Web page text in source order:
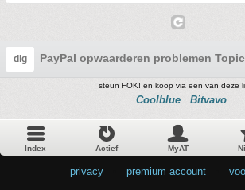
dig PayPal opwaarderen problemen Topic
steun FOK! en koop via een van deze
Coolblue Bitvavo
Index Actief MyAT
privacy premium account